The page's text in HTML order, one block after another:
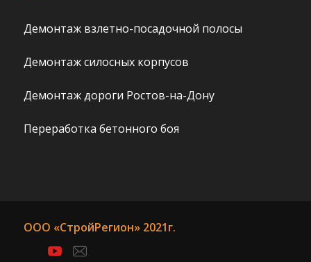
Демонтаж взлетно-посадочной полосы
Демонтаж силосных корпусов
Демонтаж дороги Ростов-на-Дону
Переработка бетонного боя
ООО «СтройРегион» 2021г.